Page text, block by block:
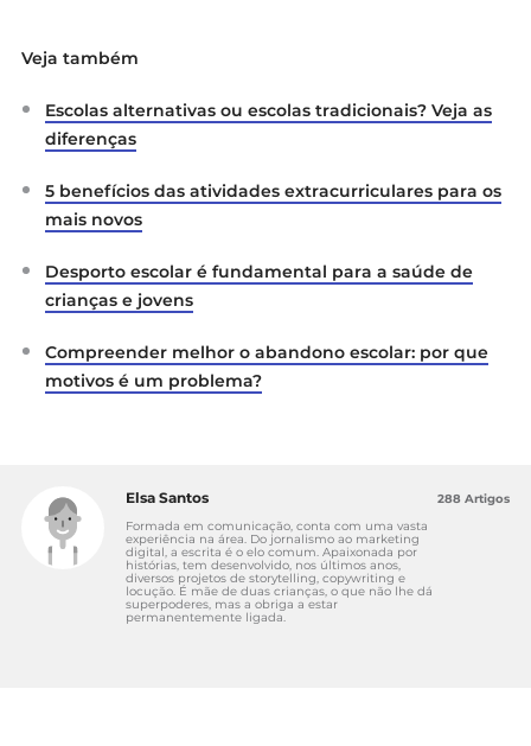
Veja também
Escolas alternativas ou escolas tradicionais? Veja as
diferenças
5 benefícios das atividades extracurriculares para os
mais novos
Desporto escolar é fundamental para a saúde de
crianças e jovens
Compreender melhor o abandono escolar: por que
motivos é um problema?
Elsa Santos
Formada em comunicação, conta com uma vasta
experiência na área. Do jornalismo ao marketing
digital, a escrita é o elo comum. Apaixonada por
histórias, tem desenvolvido, nos últimos anos,
diversos projetos de storytelling, copywriting e
locução. É mãe de duas crianças, o que não lhe dá
superpoderes, mas a obriga a estar
permanentemente ligada.
288 Artigos